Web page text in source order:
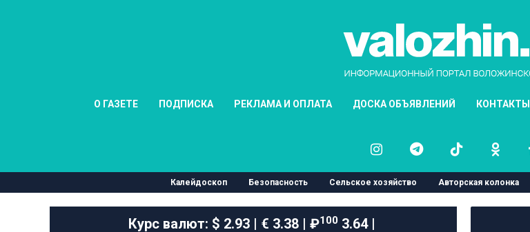
О ГАЗЕТЕ ПОДПИСКА РЕКЛАМА И ОПЛАТА ДОСКА ОБЪЯВЛЕНИЙ КОНТАКТЫ
Калейдоскоп Безопасность Сельское хозяйство Авторская колонка
Курс валют: $ 2.93 | € 3.38 | ₽1003.64 |